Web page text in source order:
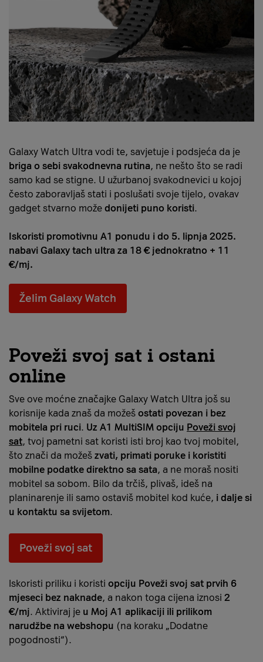
Galaxy Watch Ultra vodi te, savjetuje i podsjeća da je
briga o sebi svakodnevna rutina, ne nešto što se radi
samo kad se stigne. U užurbanoj svakodnevici u kojoj
često zaboravljaš stati i poslušati svoje tijelo, ovakav
gadget stvarno može donijeti puno koristi.
Iskoristi promotivnu A1 ponudu i do 5. lipnja 2025.
nabavi Galaxy tach ultra za 18 € jednokratno + 11
€/mj.
Želim Galaxy Watch
Poveži svoj sat i ostani
online
Sve ove moćne značajke Galaxy Watch Ultra još su
korisnije kada znaš da možeš ostati povezan i bez
mobitela pri ruci. Uz A1 MultiSIM opciju Poveži svoj
sat, tvoj pametni sat koristi isti broj kao tvoj mobitel,
što znači da možeš zvati, primati poruke i koristiti
mobilne podatke direktno sa sata, a ne moraš nositi
mobitel sa sobom. Bilo da trčiš, plivaš, ideš na
planinarenje ili samo ostaviš mobitel kod kuće, i dalje si
u kontaktu sa svijetom.
Poveži svoj sat
Iskoristi priliku i koristi opciju Poveži svoj sat prvih 6
mjeseci bez naknade, a nakon toga cijena iznosi 2
€/mj. Aktiviraj je u Moj A1 aplikaciji ili prilikom
narudžbe na webshopu (na koraku „Dodatne
pogodnosti“).